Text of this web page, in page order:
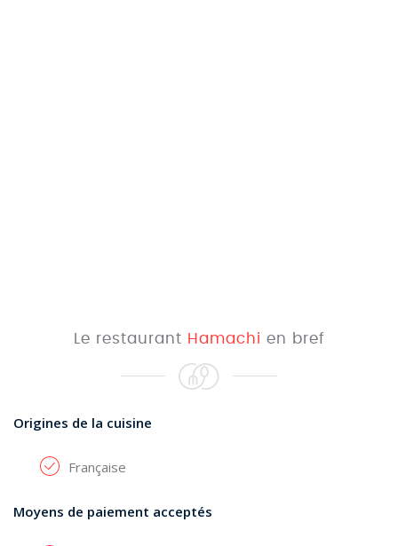
Le restaurant Hamachi en bref
Origines de la cuisine
Française
Moyens de paiement acceptés